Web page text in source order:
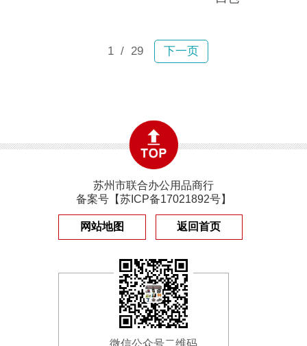
1 / 29 下一页
苏州市联合办公用品商行
备案号【苏ICP备17021892号】
网站地图 返回首页
微信公众号二维码